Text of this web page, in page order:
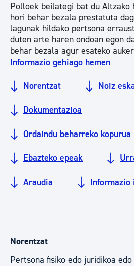
Polloek beilategi bat du
hori behar bezala prestatuta
lagunak hildako pertsona
duten arte haren ondoan egon
behar bezala agur esateko
Informazio gehiago hemen
Norentzat Noiz
Dokumentazioa
Ordaindu beharreko kopurua
Ebazteko epeak
Araudia
Norentzat
Pertsona fisiko edo juridikoa